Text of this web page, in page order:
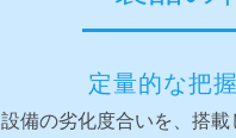
定量的な把
設備の劣化度合いを、搭